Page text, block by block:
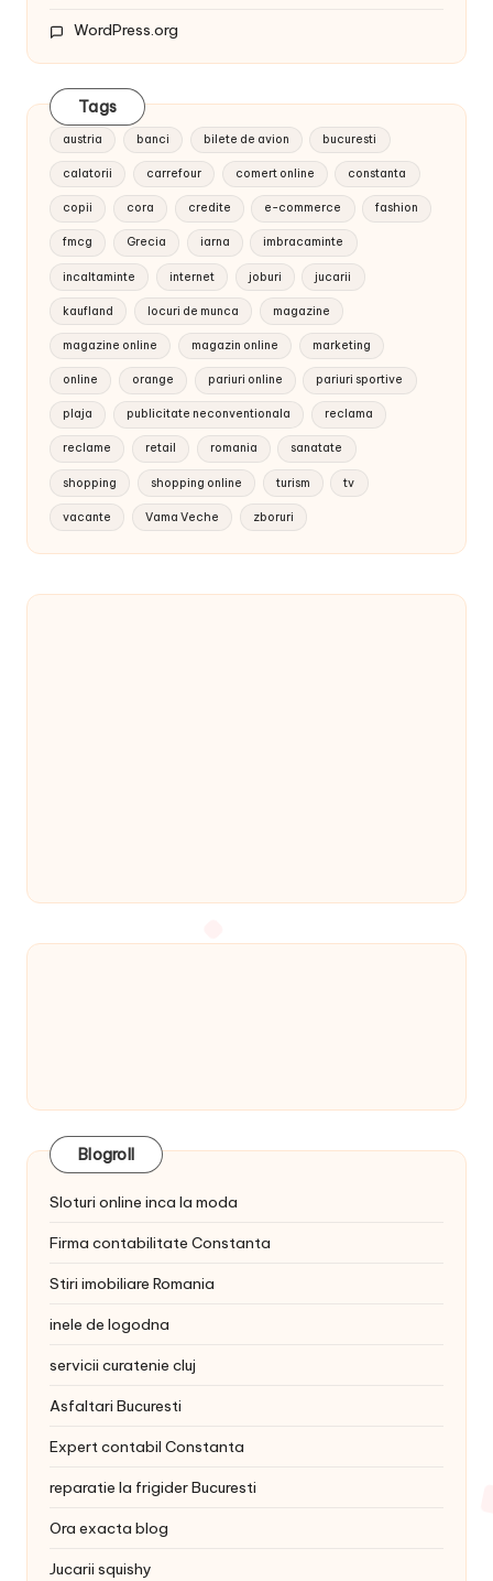
WordPress.org
Tags
austria banci bilete de avion bucuresti
calatorii carrefour comert online constanta
copii cora credite e-commerce fashion
fmcg Grecia iarna imbracaminte
incaltaminte internet joburi jucarii
kaufland locuri de munca magazine
magazine online magazin online marketing
online orange pariuri online pariuri sportive
plaja publicitate neconventionala reclama
reclame retail romania sanatate
shopping shopping online turism tv
vacante Vama Veche zboruri
Blogroll
Sloturi online inca la moda
Firma contabilitate Constanta
Stiri imobiliare Romania
inele de logodna
servicii curatenie cluj
Asfaltari Bucuresti
Expert contabil Constanta
reparatie la frigider Bucuresti
Ora exacta blog
Jucarii squishy